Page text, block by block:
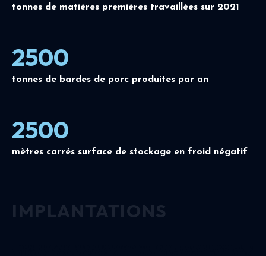
tonnes de matières premières travaillées sur 2021
2500
tonnes de bardes de porc produites par an
2500
mètres carrés surface de stockage en froid négatif
IMPLANTATIONS